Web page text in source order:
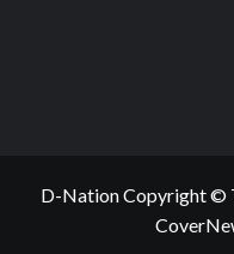
D-Nation Copyright ©